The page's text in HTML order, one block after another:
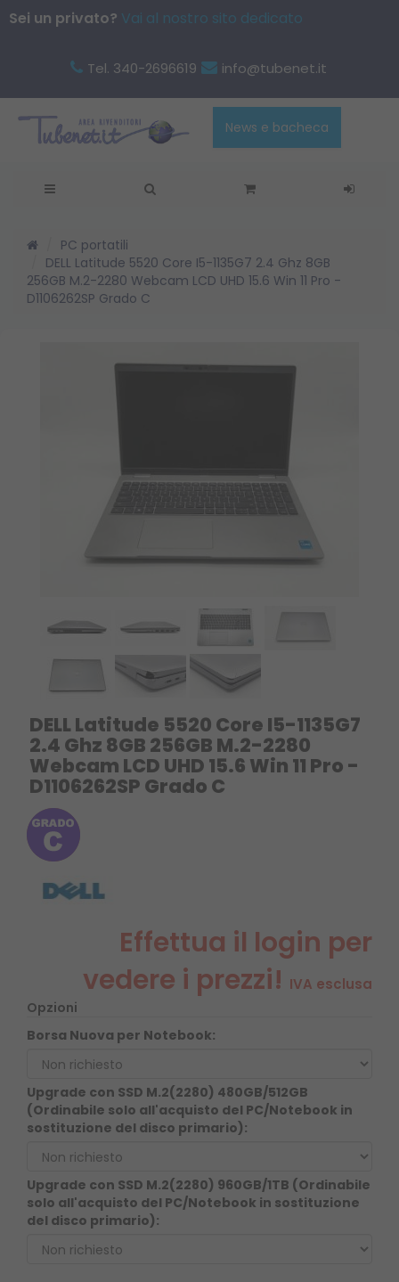
Sei un privato? Vai al nostro sito dedicato
Tel. 340-2696619 info@tubenet.it
News e bacheca
PC portatili
DELL Latitude 5520 Core I5-1135G7 2.4 Ghz 8GB
256GB M.2-2280 Webcam LCD UHD 15.6 Win 11 Pro -
D1106262SP Grado C
DELL Latitude 5520 Core I5-1135G7
2.4 Ghz 8GB 256GB M.2-2280
Webcam LCD UHD 15.6 Win 11 Pro -
D1106262SP Grado C
Effettua il login per
vedere i prezzi! IVA esclusa
Opzioni
Borsa Nuova per Notebook:
Upgrade con SSD M.2(2280) 480GB/512GB
(Ordinabile solo all'acquisto del PC/Notebook in
sostituzione del disco primario):
Upgrade con SSD M.2(2280) 960GB/1TB (Ordinabile
solo all'acquisto del PC/Notebook in sostituzione
del disco primario):